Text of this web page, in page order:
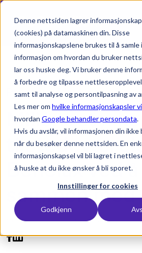
Denne nettsiden lagrer
(cookies) på datamaskinen din. Disse
informasjonskapslene brukes til å samle
informasjon om hvordan du bruker
lar oss huske deg. Vi bruker denne
å forbedre og tilpasse
samt til analyse og persontilpasning av
Les mer om hvilke informasjonskapsler
hvordan Google behandler persondata.
Hvis du avslår, vil informasjonen din ikke
når du besøker denne nettsiden. En
informasjonskapsel vil bli lagret i
å huske at du ikke ønsker å bli sporet.
Innstillinger for cookies
Godkjenn
Produkter
Bransjer
Ressurser
Integrasjoner
search
English
Demo
Pressemelding
Milient styrker
Benelux ved
sammen
19. februar 2025 -1 min lesetid